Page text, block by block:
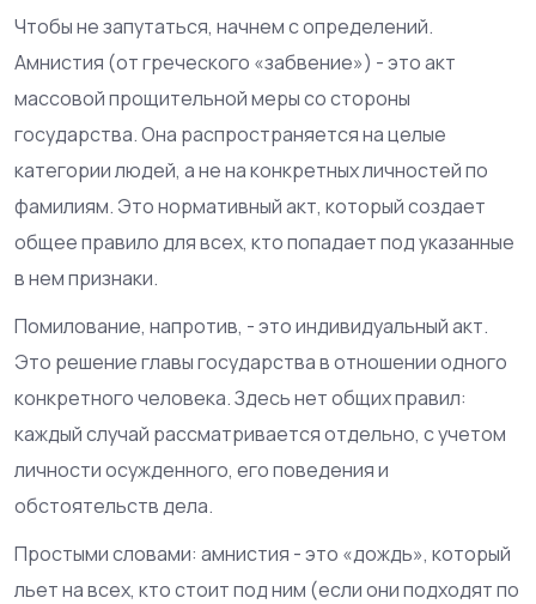
Чтобы не запутаться, начнем с определений.
Амнистия (от греческого «забвение») - это акт
массовой прощительной меры со стороны
государства. Она распространяется на целые
категории людей, а не на конкретных личностей по
фамилиям. Это нормативный акт, который создает
общее правило для всех, кто попадает под указанные
в нем признаки.
Помилование, напротив, - это индивидуальный акт.
Это решение главы государства в отношении одного
конкретного человека.Здесь нет общих правил:
каждый случай рассматривается отдельно, с учетом
личности осужденного, его поведения и
обстоятельств дела.
Простыми словами: амнистия - это «дождь», который
льет на всех, кто стоит под ним (если они подходят по